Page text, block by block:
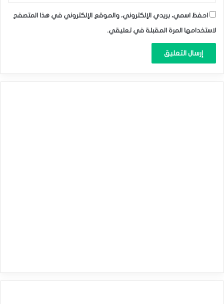
احفظ اسمي، بريدي الإلكتروني، والموقع الإلكتروني في هذا المتصفح
لاستخدامها المرة المقبلة في تعليقي.